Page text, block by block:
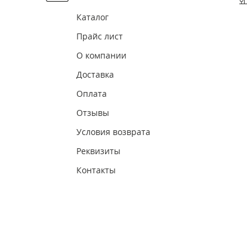
Каталог
Прайс лист
О компании
Доставка
Оплата
Отзывы
Условия возврата
Реквизиты
Контакты